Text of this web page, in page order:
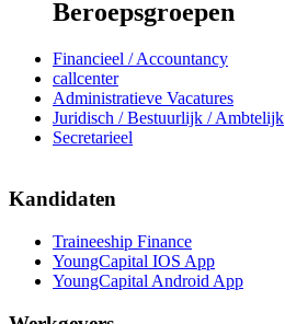
Beroepsgroepen
Financieel / Accountancy
callcenter
Administratieve Vacatures
Juridisch / Bestuurlijk / Ambtelijk
Secretarieel
Kandidaten
Traineeship Finance
YoungCapital IOS App
YoungCapital Android App